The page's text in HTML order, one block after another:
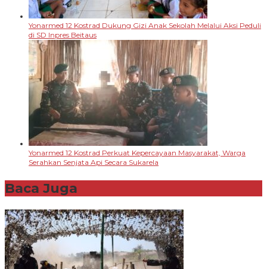
Yonarmed 12 Kostrad Dukung Gizi Anak Sekolah Melalui Aksi Peduli
di SD Inpres Beitaus
Yonarmed 12 Kostrad Perkuat Kepercayaan Masyarakat, Warga
Serahkan Senjata Api Secara Sukarela
Baca Juga